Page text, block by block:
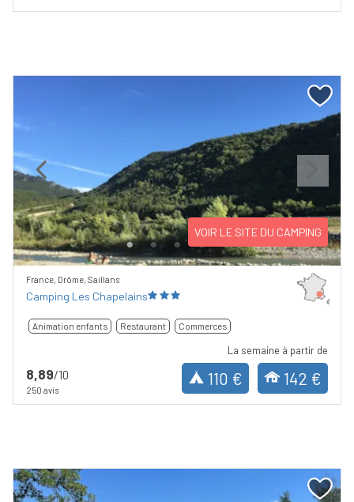
Previous Next
VOIR LE SITE DU CAMPING
France, Drôme, Saillans
Camping Les Chapelains
Animation enfants Restaurant Commerces
8,89/10
250 avis
La semaine à partir de
110 € 142 €